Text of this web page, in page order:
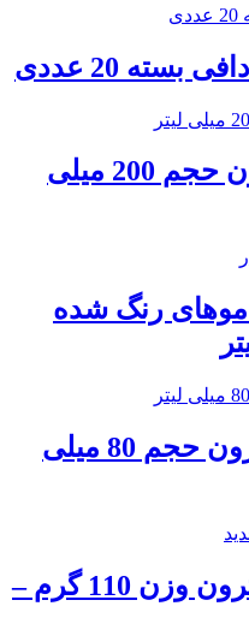
20 عددی
شامپو مو ی خشک دیترون حجم 200 میلی
رنگ شده
سرم تغذیه کننده مو دیترون حجم 80 میلی
صابون گلیسیرینه انار دیترون وزن 110 گرم –